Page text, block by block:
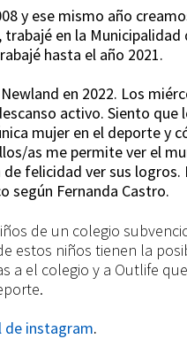
y ese mismo año
en la Municipalidad
hasta el año 2021.
en 2022. Los
activo. Siento que
mujer en el deporte y
as me permite ver el
felicidad ver sus logros.
según Fernanda Castro.
de un colegio
estos niños tienen la
a el colegio y a Outlife
de instagram.